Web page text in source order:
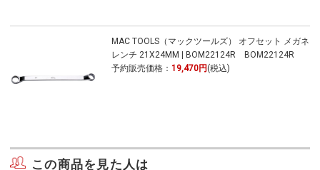
MAC TOOLS（マックツールズ） オフセット メガネ
レンチ 21X24MM | BOM22124R BOM22124R
予約販売価格： 19,470円 (税込)
この商品を見た人は